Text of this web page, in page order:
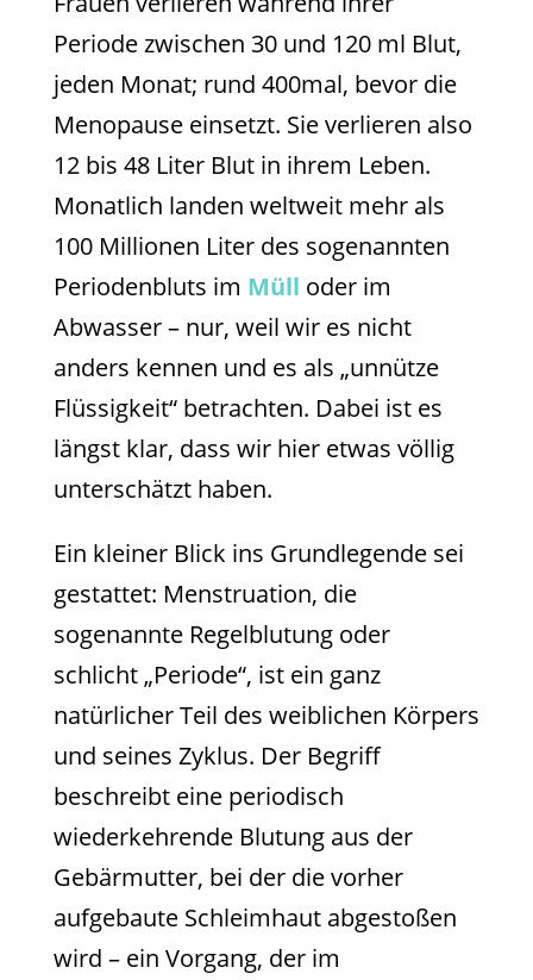
Periode zwischen 30 und 120 ml Blut,
jeden Monat; rund 400mal, bevor die
Menopause einsetzt. Sie verlieren also
12 bis 48 Liter Blut in ihrem Leben.
Monatlich landen weltweit mehr als
100 Millionen Liter des sogenannten
Periodenbluts im Müll oder im
Abwasser – nur, weil wir es nicht
anders kennen und es als „unnütze
Flüssigkeit“ betrachten. Dabei ist es
längst klar, dass wir hier etwas völlig
unterschätzt haben.
Ein kleiner Blick ins Grundlegende sei
gestattet: Menstruation, die
sogenannte Regelblutung oder
schlicht „Periode“, ist ein ganz
natürlicher Teil des weiblichen Körpers
und seines Zyklus. Der Begriff
beschreibt eine periodisch
wiederkehrende Blutung aus der
Gebärmutter, bei der die vorher
aufgebaute Schleimhaut abgestoßen
wird – ein Vorgang, der im